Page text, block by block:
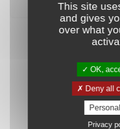
This site
and gives
over what
OK,
Deny all
Privacy